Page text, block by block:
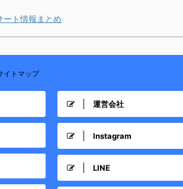
ート情報まとめ
イトマップ
運営会社
Instagram
LINE